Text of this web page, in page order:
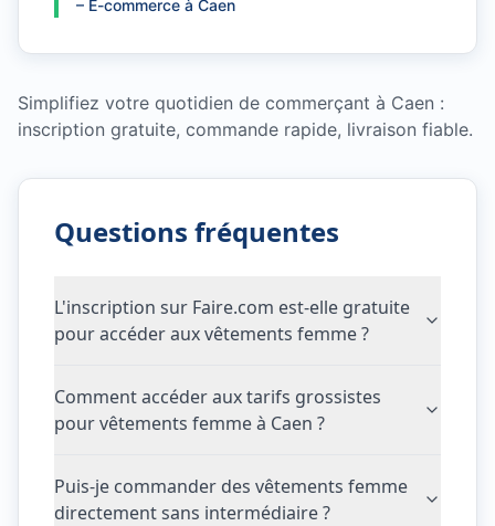
– E-commerce à Caen
Simplifiez votre quotidien de commerçant à Caen :
inscription gratuite, commande rapide, livraison fiable.
Questions fréquentes
L'inscription sur Faire.com est-elle gratuite
pour accéder aux vêtements femme ?
Comment accéder aux tarifs grossistes
pour vêtements femme à Caen ?
Puis-je commander des vêtements femme
directement sans intermédiaire ?